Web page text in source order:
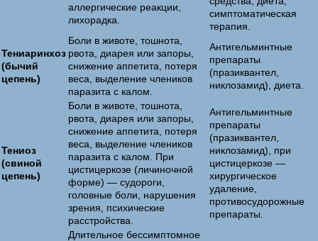
аллергические реакции,
лихорадка.
симптоматическая
терапия.
Тениаринхоз
(бычий
цепень)
Боли в животе, тошнота,
рвота, диарея или запоры,
снижение аппетита, потеря
веса, выделение члеников
паразита с калом.
Антигельминтные
препараты
(празиквантел,
никлозамид), диета.
Тениоз
(свиной
цепень)
Боли в животе, тошнота,
рвота, диарея или запоры,
снижение аппетита, потеря
веса, выделение члеников
паразита с калом. При
цистицеркозе (личиночной
форме) — судороги,
головные боли, нарушения
зрения, психические
расстройства.
Антигельминтные
препараты
(празиквантел,
никлозамид), при
цистицеркозе —
хирургическое
удаление,
противосудорожные
препараты.
Длительное бессимптомное